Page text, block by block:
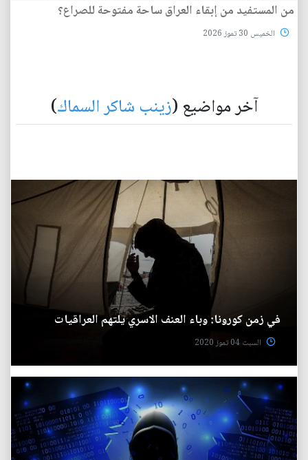
من المستفيد من إبقاء العراق ساحة مفتوحة للصراع؟
الخميس 30 تموز 2026
آخر مواضيع (زينب شاكر السماك)
في زمن كورونا: وباء العنف الاسري يلتهم العراقيات
السبت 04 تموز 2020